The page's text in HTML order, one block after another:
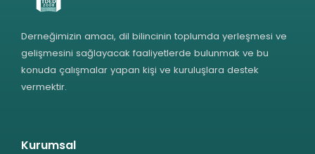
Derneğimizin amacı, dil bilincinin toplumda yerleşmesi ve
gelişmesini sağlayacak faaliyetlerde bulunmak ve bu
konuda çalışmalar yapan kişi ve kuruluşlara destek
vermektir.
Kurumsal